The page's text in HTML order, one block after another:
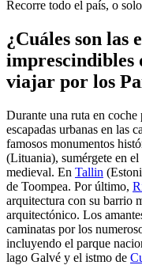
Recorre todo el país, o
¿Cuáles son las
imprescindibles
viajar por los
Durante una ruta en
escapadas urbanas en las
famosos monumentos
(Lituania), sumérgete en
medieval. En Tallin
de Toompea. Por último,
arquitectura con su barrio
arquitectónico. Los
caminatas por los
incluyendo el parque
lago Galvé y el istmo de